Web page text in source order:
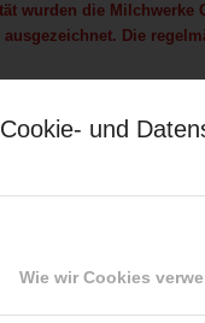
Cookie- und
Wie wir Cookies
wurden die Milchwerke
Die